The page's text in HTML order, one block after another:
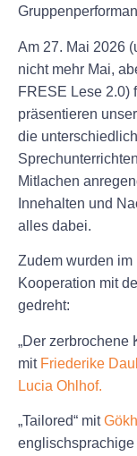
Am 27. Mai 2026
nicht mehr Mai,
FRESE Lese 2.0)
präsentieren
die
Mitlachen
Innehalten und
alles dabei.
Zudem wurden
Kooperation mit
gedreht:
„Der zerbrochene
mit Friederike
Lucia Ohlhof.
„Tailored“ mit